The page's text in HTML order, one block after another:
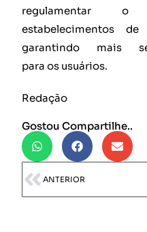
regulamentar o
estabelecimentos
garantindo mais
para os usuários.
Redação
Gostou Compartilhe..
ANTERIOR